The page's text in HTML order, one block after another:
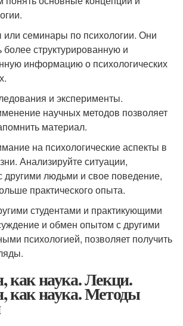
или семинары по психологии. Они
более структурированную и
информацию о психологических
и эксперименты.
научных методов позволяет
материал.
на психологические аспекты в
Анализируйте ситуации,
другими людьми и свое поведение,
практического опыта.
студентами и практикующими
и обмен опытом с другими
психологией, позволяет получить
как наука. Лекци.
как наука. Методы